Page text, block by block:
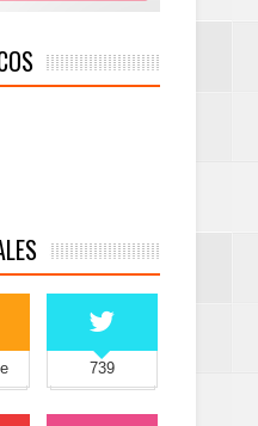
739